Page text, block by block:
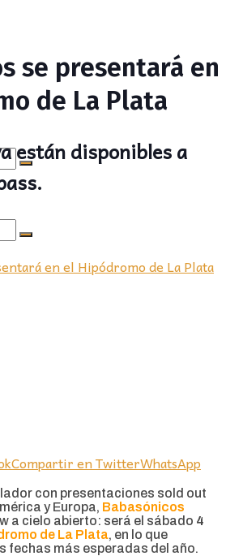
se presentará en
de La Plata
están disponibles a
Compartir en TwitterWhatsApp
con presentaciones sold out
y Europa, Babasónicos
a cielo abierto: será el sábado 4
de La Plata, en lo que
fechas más esperadas del año.